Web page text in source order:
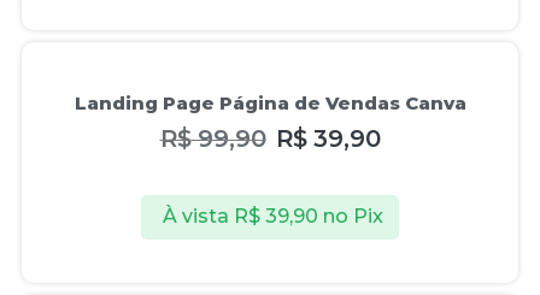
Landing Page Página de Vendas Canva
R$99,90 R$39,90
À vista R$39,90 no Pix